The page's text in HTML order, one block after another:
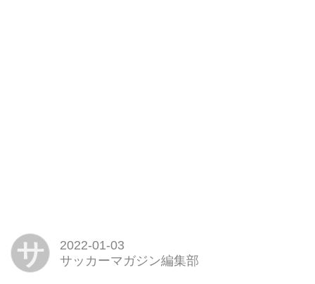
サ
2022-01-03
サッカーマガジン編集部